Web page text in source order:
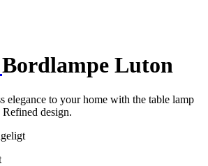
Bordlampe Luton
elegance to your home with the table lamp
design.